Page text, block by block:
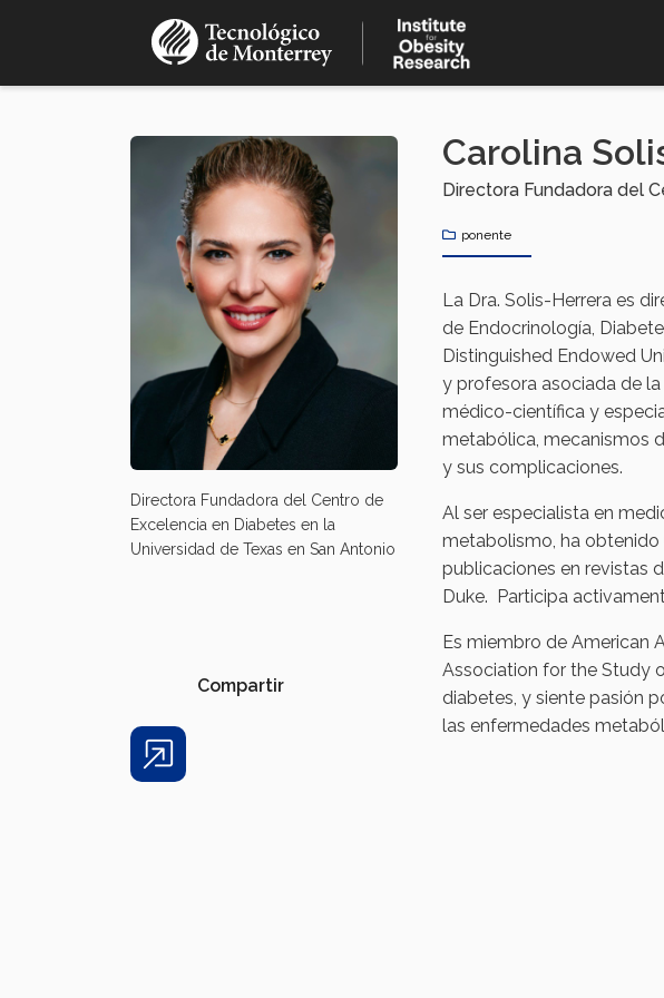
Carolina
Directora Fundadora del
Directora Fundadora del Centro de
Excelencia en Diabetes en la
Universidad de Texas en San Antonio
ponente
La Dra. Solis-Herrera es
de Endocrinología,
Distinguished Endowed
y profesora asociada de la
médico-científica y
metabólica, mecanismos
y sus complicaciones.
Al ser especialista en
metabolismo, ha obtenido
publicaciones en revistas
Duke. Participa
Es miembro de American
Association for the Study
diabetes, y siente pasión
las enfermedades
Share
Compartir